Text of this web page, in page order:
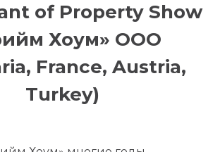
of Property Show
Хоум» ООО
France, Austria,
Turkey)